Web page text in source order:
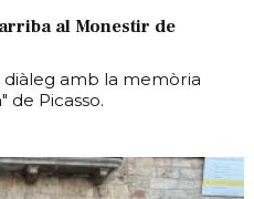
al Monestir de
diàleg amb la memòria
de Picasso.